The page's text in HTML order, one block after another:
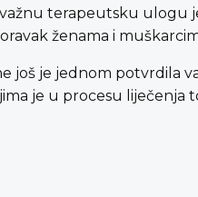
terapeutsku ulogu
ženama i
još je jednom potvrdila
je u procesu liječenja